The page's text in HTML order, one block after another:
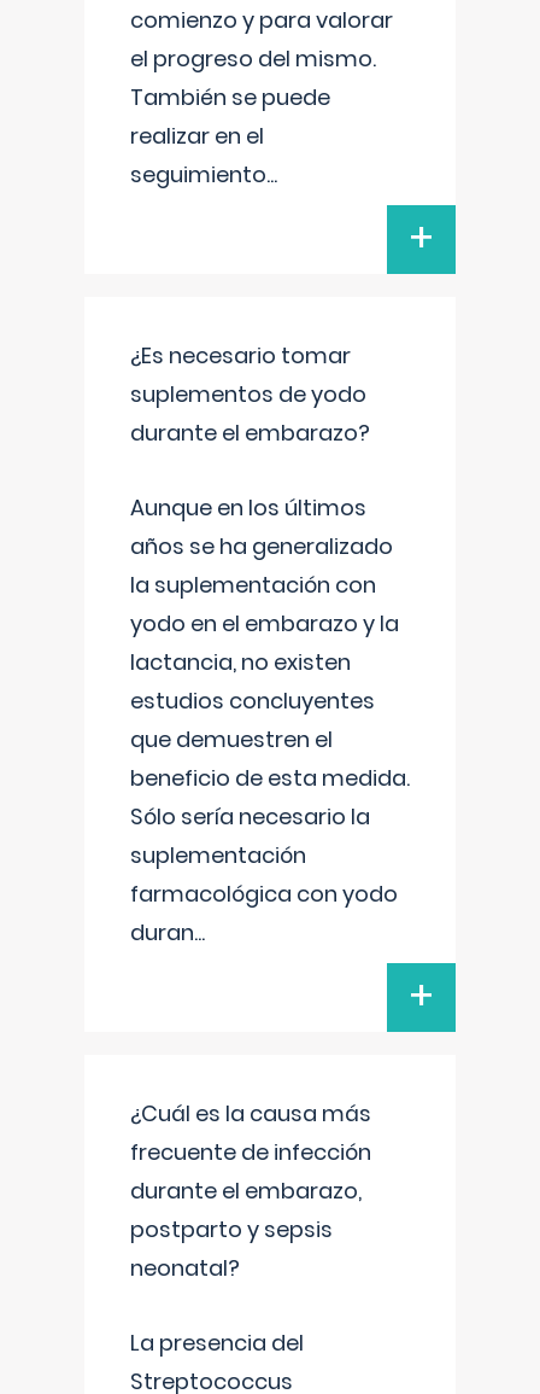
comienzo y para valorar
el progreso del mismo.
También se puede
realizar en el
seguimiento...
+
¿Es necesario tomar
suplementos de yodo
durante el embarazo?
Aunque en los últimos
años se ha generalizado
la suplementación con
yodo en el embarazo y la
lactancia, no existen
estudios concluyentes
que demuestren el
beneficio de esta medida.
Sólo sería necesario la
suplementación
farmacológica con yodo
duran...
+
¿Cuál es la causa más
frecuente de infección
durante el embarazo,
postparto y sepsis
neonatal?
La presencia del
Streptococcus